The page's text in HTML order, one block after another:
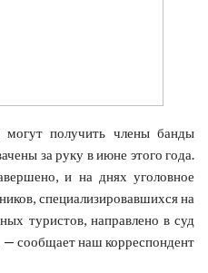
получить члены банды
за руку в июне этого года.
и на днях уголовное
специализировавшихся на
туристов, направлено в суд
— сообщает наш корреспондент